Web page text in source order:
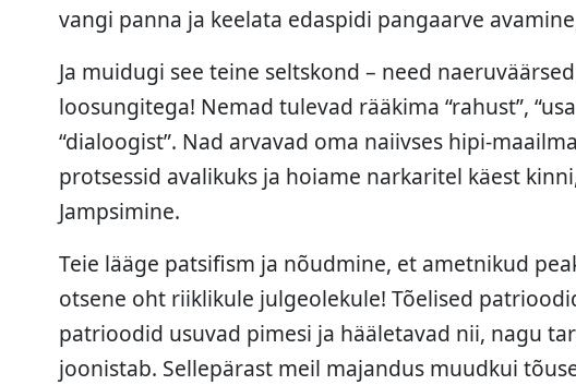
vangi panna ja keelata edaspidi pangaarve
Ja muidugi see teine seltskond – need
loosungitega! Nemad tulevad rääkima “rahust”,
“dialoogist”. Nad arvavad oma naiivses hipi-
protsessid avalikuks ja hoiame narkaritel käest
Jampsimine.
Teie lääge patsifism ja nõudmine, et ametnikud
otsene oht riiklikule julgeolekule! Tõelised
patrioodid usuvad pimesi ja hääletavad nii, nagu
joonistab. Sellepärast meil majandus muudkui